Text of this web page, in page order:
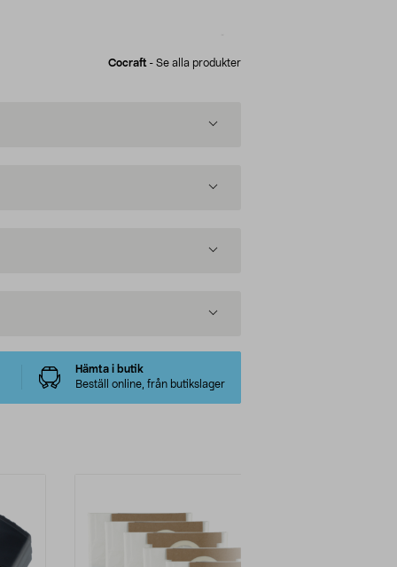
Cocraft - Se alla produkter
Hämta i butik
Beställ online, från butikslager